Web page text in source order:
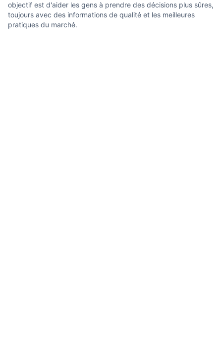
objectif est d'aider les gens à prendre des décisions plus sûres,
toujours avec des informations de qualité et les meilleures
pratiques du marché.